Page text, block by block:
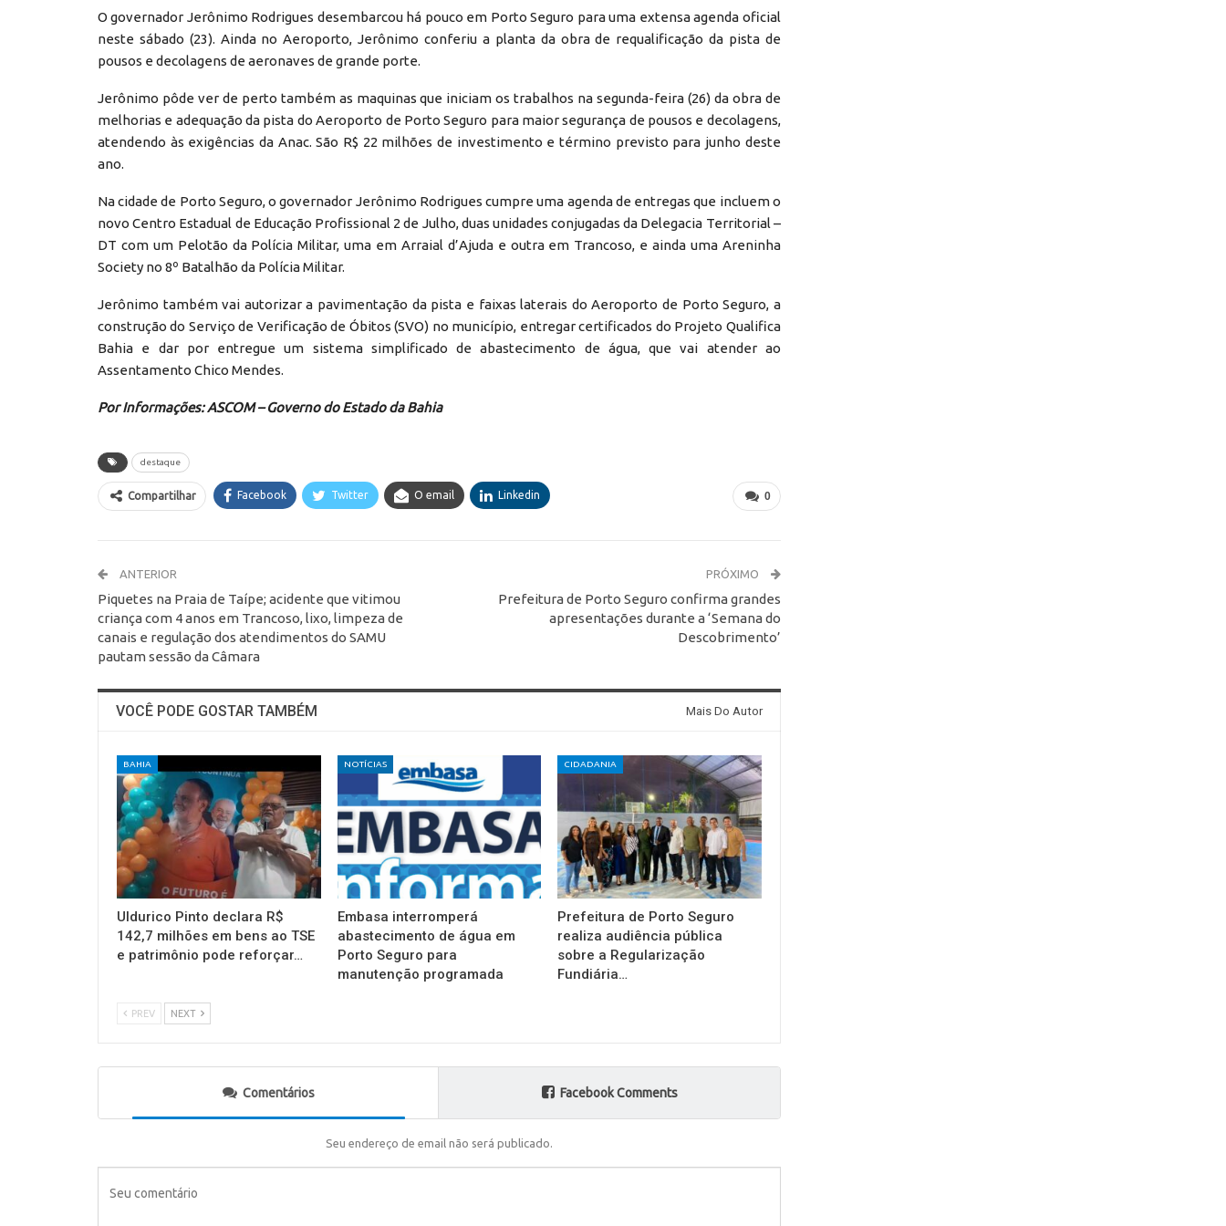
O governador Jerônimo Rodrigues desembarcou há pouco em Porto Seguro para uma extensa agenda oficial
neste sábado (23). Ainda no Aeroporto, Jerônimo conferiu a planta da obra de requalificação da pista de
pousos e decolagens de aeronaves de grande porte.
Jerônimo pôde ver de perto também as maquinas que iniciam os trabalhos na segunda-feira (26) da obra de
melhorias e adequação da pista do Aeroporto de Porto Seguro para maior segurança de pousos e decolagens,
atendendo às exigências da Anac. São R$ 22 milhões de investimento e término previsto para junho deste
ano.
Na cidade de Porto Seguro, o governador Jerônimo Rodrigues cumpre uma agenda de entregas que incluem o
novo Centro Estadual de Educação Profissional 2 de Julho, duas unidades conjugadas da Delegacia Territorial –
DT com um Pelotão da Polícia Militar, uma em Arraial d’Ajuda e outra em Trancoso, e ainda uma Areninha
Society no 8º Batalhão da Polícia Militar.
Jerônimo também vai autorizar a pavimentação da pista e faixas laterais do Aeroporto de Porto Seguro, a
construção do Serviço de Verificação de Óbitos (SVO) no município, entregar certificados do Projeto Qualifica
Bahia e dar por entregue um sistema simplificado de abastecimento de água, que vai atender ao
Assentamento Chico Mendes.
Por Informações: ASCOM – Governo do Estado da Bahia
destaque
0
Compartilhar Facebook Twitter O email Linkedin
ANTERIOR
Piquetes na Praia de Taípe; acidente que vitimou
criança com 4 anos em Trancoso, lixo, limpeza de
canais e regulação dos atendimentos do SAMU
pautam sessão da Câmara
PRÓXIMO
Prefeitura de Porto Seguro confirma grandes
apresentações durante a ‘Semana do
Descobrimento’
VOCÊ PODE GOSTAR TAMBÉM Mais Do Autor
BAHIA
Uldurico Pinto declara R$
142,7 milhões em bens ao TSE
e patrimônio pode reforçar…
NOTÍCIAS
Embasa interromperá
abastecimento de água em
Porto Seguro para
manutenção programada
CIDADANIA
Prefeitura de Porto Seguro
realiza audiência pública
sobre a Regularização
Fundiária…
PREV NEXT
Comentários Facebook Comments
Seu endereço de email não será publicado.